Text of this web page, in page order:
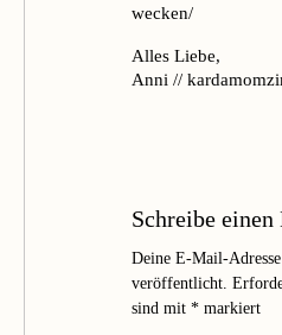
wecken/
Alles Liebe,
Anni //
Schreibe
Deine E-Mail-
veröffentlicht.
sind mit * markiert